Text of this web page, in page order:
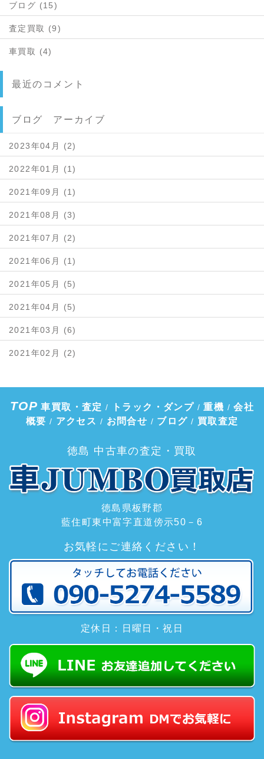
ブログ (15)
査定買取 (9)
車買取 (4)
最近のコメント
ブログ アーカイブ
2023年04月 (2)
2022年01月 (1)
2021年09月 (1)
2021年08月 (3)
2021年07月 (2)
2021年06月 (1)
2021年05月 (5)
2021年04月 (5)
2021年03月 (6)
2021年02月 (2)
TOP 車買取・査定 / トラック・ダンプ /重機 /会社
概要 / アクセス / お問合せ / ブログ / 買取査定
徳島 中古車の査定・買取
徳島県板野郡
藍住町東中富字直道傍示50－6
お気軽にご連絡ください！
定休日：日曜日・祝日